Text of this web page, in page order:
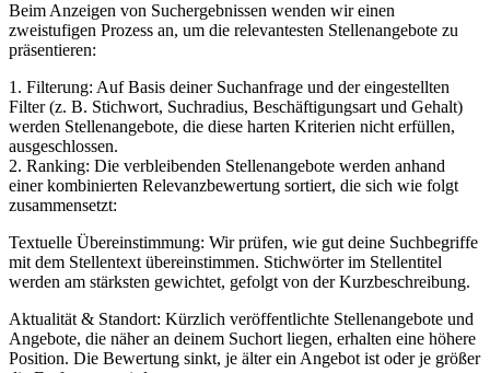
Beim Anzeigen von Suchergebnissen wenden wir einen
zweistufigen Prozess an, um die relevantesten Stellenangebote zu
präsentieren:
1. Filterung: Auf Basis deiner Suchanfrage und der eingestellten
Filter (z. B. Stichwort, Suchradius, Beschäftigungsart und Gehalt)
werden Stellenangebote, die diese harten Kriterien nicht erfüllen,
ausgeschlossen.
2. Ranking: Die verbleibenden Stellenangebote werden anhand
einer kombinierten Relevanzbewertung sortiert, die sich wie folgt
zusammensetzt:
Textuelle Übereinstimmung: Wir prüfen, wie gut deine Suchbegriffe
mit dem Stellentext übereinstimmen. Stichwörter im Stellentitel
werden am stärksten gewichtet, gefolgt von der Kurzbeschreibung.
Aktualität & Standort: Kürzlich veröffentlichte Stellenangebote und
Angebote, die näher an deinem Suchort liegen, erhalten eine höhere
Position. Die Bewertung sinkt, je älter ein Angebot ist oder je größer